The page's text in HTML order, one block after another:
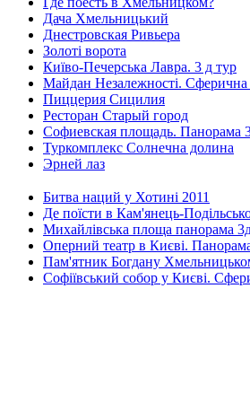
Дача Хмельницький
Днестровская Ривьера
Золоті ворота
Київо-Печерська Лавра. 3 д тур
Майдан Незалежності.
Пиццерия Сицилия
Ресторан Старый город
Софиевская площадь. Панорама
Туркомплекс Солнечна долина
Эрней лаз
Битва наций у Хотині 2011
Де поїсти в Кам'янець-
Михайлівська площа панорама
Оперний театр в Києві.
Пам'ятник Богдану
Софіївський собор у Києві.